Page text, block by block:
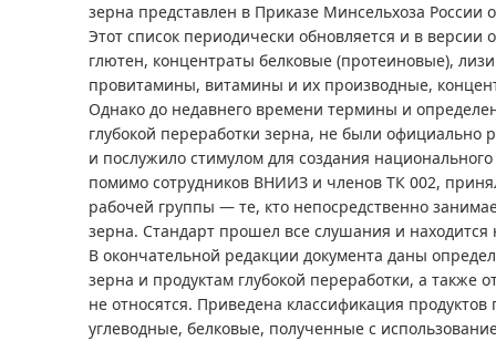
зерна представлен в Приказе Минсельхоза России
Этот список периодически обновляется и в версии
глютен, концентраты белковые (протеиновые),
провитамины, витамины и их производные,
Однако до недавнего времени термины и
глубокой переработки зерна, не были официально
и послужило стимулом для создания
помимо сотрудников ВНИИЗ и членов ТК 002,
рабочей группы — те, кто непосредственно
зерна. Стандарт прошел все слушания и
В окончательной редакции документа даны
зерна и продуктам глубокой переработки, а также
не относятся. Приведена классификация
углеводные, белковые, полученные с